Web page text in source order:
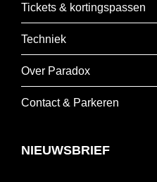
Tickets & kortingspassen
Techniek
Over Paradox
Contact & Parkeren
NIEUWSBRIEF